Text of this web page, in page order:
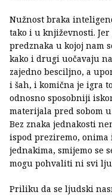
Nužnost braka
tako i u književnosti.
predznaka u kojoj nam
kako i drugi uočavaju
zajedno besciljno, a
i šah, i komična je igra
odnosno sposobniji
materijala pred sobom
Bez znaka jednakosti
ispod preziremo, onima
jednakima, smijemo se
mogu pohvaliti ni svi
Priliku da se ljudski